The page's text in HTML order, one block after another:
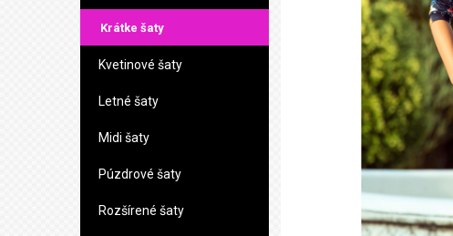
Krátke šaty
Kvetinové šaty
Letné šaty
Midi šaty
Púzdrové šaty
Rozšírené šaty